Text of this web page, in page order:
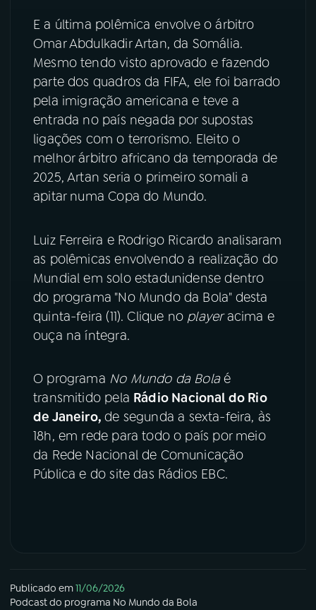
E a última polêmica envolve o árbitro
Omar Abdulkadir Artan, da Somália.
Mesmo tendo visto aprovado e fazendo
parte dos quadros da FIFA, ele foi barrado
pela imigração americana e teve a
entrada no país negada por supostas
ligações com o terrorismo. Eleito o
melhor árbitro africano da temporada de
2025, Artan seria o primeiro somali a
apitar numa Copa do Mundo.
Luiz Ferreira e Rodrigo Ricardo analisaram
as polêmicas envolvendo a realização do
Mundial em solo estadunidense dentro
do programa "No Mundo da Bola" desta
quinta-feira (11). Clique no playeracima e
ouça na íntegra.
O programa No Mundo da Bolaé
transmitido pela Rádio Nacional do Rio
de Janeiro,de segunda a sexta-feira, às
18h, em rede para todo o país por meio
da Rede Nacional de Comunicação
Pública e do site das Rádios EBC.
Publicado em11/06/2026
Podcastdo programa No Mundo da Bola